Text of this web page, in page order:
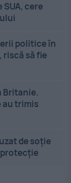
cere
politice în
să fie
Britanie.
au trimis
de soție
protecție